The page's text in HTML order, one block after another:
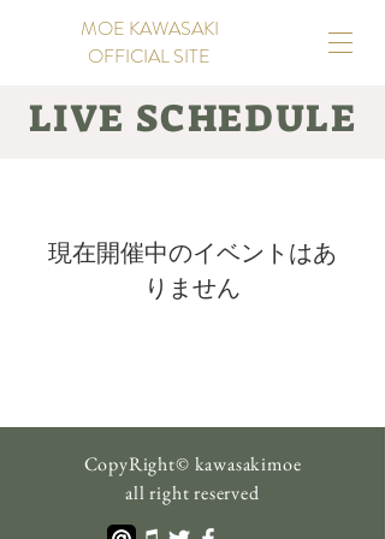
MOE KAWASAKI
OFFICIAL SITE
LIVE SCHEDULE
現在開催中のイベントはあ
りません
CopyRight© kawasakimoe
all right reserved